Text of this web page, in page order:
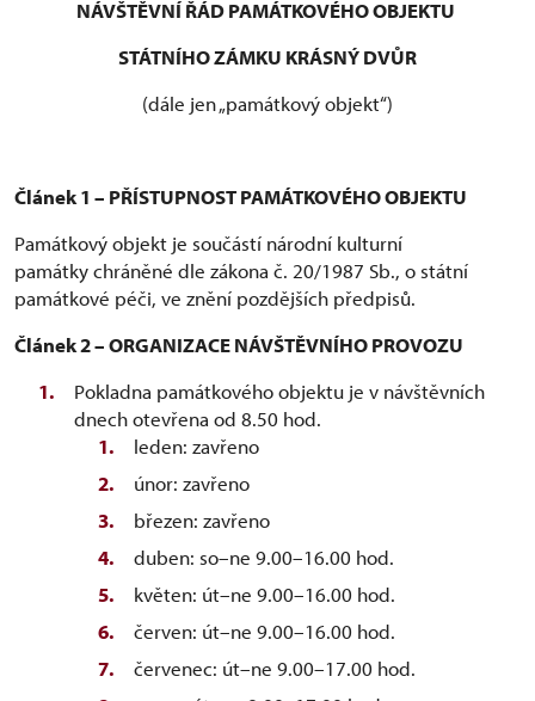
NÁVŠTĚVNÍ ŘÁD PAMÁTKOVÉHO OBJEKTU
STÁTNÍHO ZÁMKU KRÁSNÝ DVŮR
(dále jen „památkový objekt“)
Článek 1 – PŘÍSTUPNOST PAMÁTKOVÉHO OBJEKTU
Památkový objekt je součástí národní kulturní
památky chráněné dle zákona č. 20/1987 Sb., o státní
památkové péči, ve znění pozdějších předpisů.
Článek 2 – ORGANIZACE NÁVŠTĚVNÍHO PROVOZU
Pokladna památkového objektu je v návštěvních
dnech otevřena od 8.50 hod.
leden: zavřeno
únor: zavřeno
březen: zavřeno
duben: so–ne 9.00–16.00 hod.
květen: út–ne 9.00–16.00 hod.
červen: út–ne 9.00–16.00 hod.
červenec: út–ne 9.00–17.00 hod.